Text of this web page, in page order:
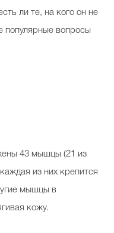
ли те, на кого он не
популярные вопросы
43 мышцы (21 из
из них крепится
мышцы в
кожу.